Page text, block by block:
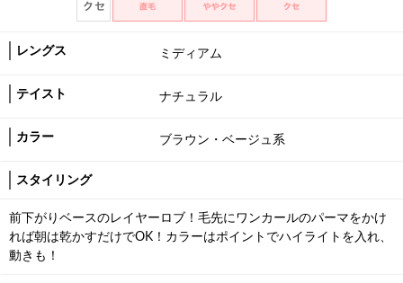
レングス ミディアム
テイスト ナチュラル
カラー ブラウン・ベージュ系
スタイリング
前下がりベースのレイヤーロブ！毛先にワンカールのパーマをかけ
れば朝は乾かすだけでOK！カラーはポイントでハイライトを入れ、
動きも！